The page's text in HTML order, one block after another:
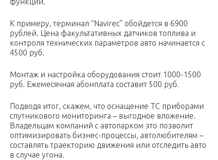
К примеру, терминал “Navirec” обойдется в 6900
рублей. Цена факультативных датчиков топлива и
контроля технических параметров авто начинается с
4500 руб.
Монтаж и настройка оборудования стоит 1000-1500
руб. Ежемесячная абонплата составит 500 руб.
Подводя итог, скажем, что оснащение ТС приборами
спутникового мониторинга – выгодное вложение.
Владельцам компаний с автопарком это позволит
оптимизировать бизнес-процессы, автолюбителям –
составлять траекторию движения или отследить авто
в случае угона.